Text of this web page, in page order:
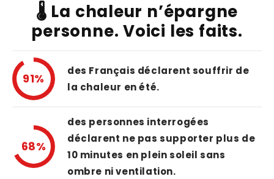
🌡️ La chaleur n’épargne
personne. Voici les faits.
91%
des Français déclarent souffrir de
la chaleur en été.
68%
des personnes interrogées
déclarent ne pas supporter plus de
10 minutes en plein soleil sans
ombre ni ventilation.